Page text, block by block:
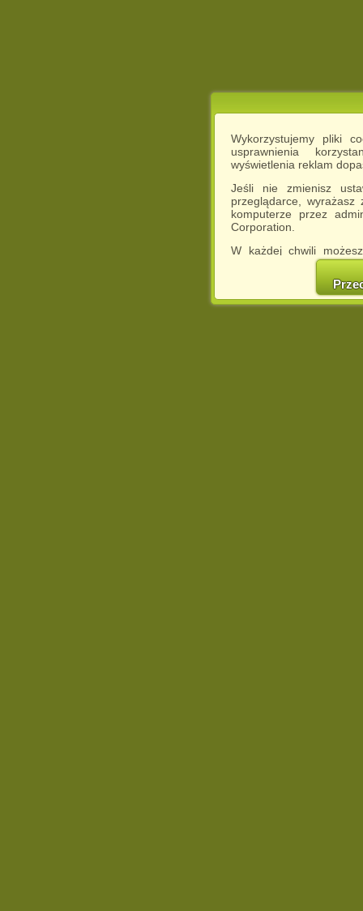
Wykorzystujemy pliki
usprawnienia
wyświetlenia reklam
Jeśli nie zmienisz
przeglądarce,
komputerze przez
Corporation.
W każdej chwili
cookies w swojej
w naszej
http://chomikuj.pl/